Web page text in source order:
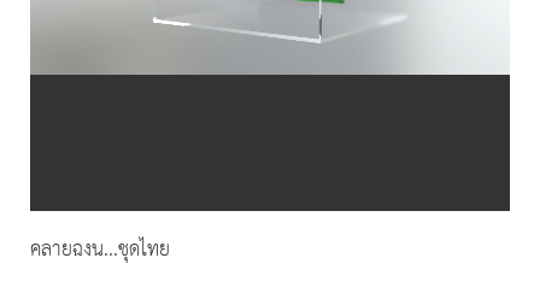
Video
คลายฉงน...ชุดไทย